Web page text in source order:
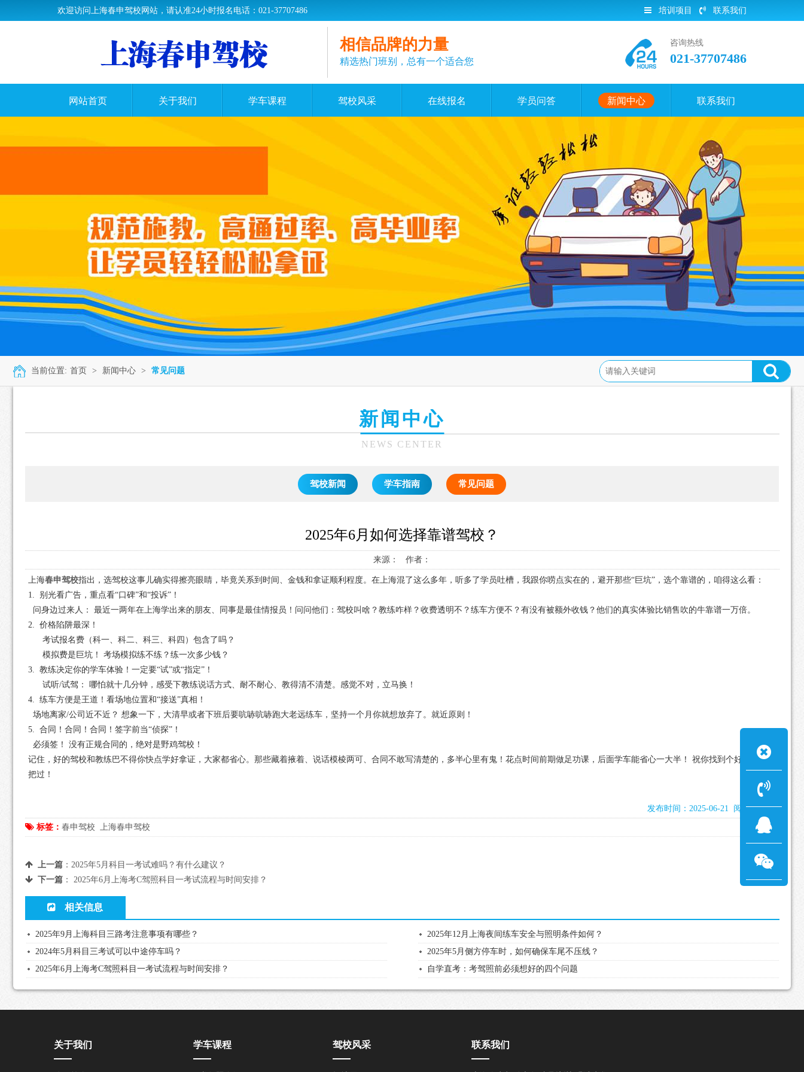
欢迎访问上海春申驾校网站，请认准24小时报名电话：021-37707486 培训项目 联系我们
相信品牌的力量
精选热门班别，总有一个适合您
咨询热线
021-37707486
网站首页 关于我们 学车课程 驾校风采 在线报名 学员问答 新闻中心 联系我们
当前位置: 首页 > 新闻中心 > 常见问题
新闻中心
NEWS CENTER
驾校新闻 学车指南 常见问题
2025年6月如何选择靠谱驾校？
来源： 作者：
上海春申驾校指出，选驾校这事儿确实得擦亮眼睛，毕竟关系到时间、金钱和拿证顺利程度。在上海混了这么多年，听多了学员吐槽，我跟你唠点实在的，避开那些“巨坑”，选个靠谱的，咱得这么看：
1. 别光看广告，重点看“口碑”和“投诉”！
问身边过来人： 最近一两年在上海学出来的朋友、同事是最佳情报员！问问他们：驾校叫啥？教练咋样？收费透明不？练车方便不？有没有被额外收钱？他们的真实体验比销售吹的牛靠谱一万倍。
2. 价格陷阱最深！
考试报名费（科一、科二、科三、科四）包含了吗？
模拟费是巨坑！ 考场模拟练不练？练一次多少钱？
3. 教练决定你的学车体验！一定要“试”或“指定”！
试听/试驾： 哪怕就十几分钟，感受下教练说话方式、耐不耐心、教得清不清楚。感觉不对，立马换！
4. 练车方便是王道！看场地位置和“接送”真相！
场地离家/公司近不近？ 想象一下，大清早或者下班后要吭哧吭哧跑大老远练车，坚持一个月你就想放弃了。就近原则！
5. 合同！合同！合同！签字前当“侦探”！
必须签！ 没有正规合同的，绝对是野鸡驾校！
记住，好的驾校和教练巴不得你快点学好拿证，大家都省心。那些藏着掖着、说话模棱两可、合同不敢写清楚的，多半心里有鬼！花点时间前期做足功课，后面学车能省心一大半！ 祝你找到个好驾校，一
把过！
发布时间：2025-06-21 阅读：972次
标签： 春申驾校 上海春申驾校
上一篇： 2025年5月科目一考试难吗？有什么建议？
下一篇： 2025年6月上海考C驾照科目一考试流程与时间安排？
相关信息
2025年9月上海科目三路考注意事项有哪些？
2025年12月上海夜间练车安全与照明条件如何？
2024年5月科目三考试可以中途停车吗？
2025年5月侧方停车时，如何确保车尾不压线？
2025年6月上海考C驾照科目一考试流程与时间安排？
自学直考：考驾照前必须想好的四个问题
关于我们 学车课程 驾校风采 联系我们